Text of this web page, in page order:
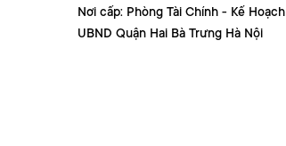
Nơi cấp: Phòng Tài Chính - Kế Hoạch
UBND Quận Hai Bà Trưng Hà Nội